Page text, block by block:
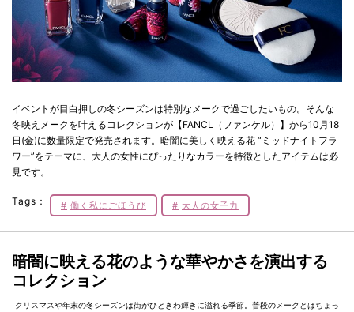
イベントが目白押しの冬シーズンは特別なメークで過ごしたいもの。そんな
冬映えメークを叶えるコレクションが【FANCL（ファンケル）】から10月18
日(金)に数量限定で発売されます。暗闇に美しく映える花 “ミッドナイトフラ
ワー”をテーマに、大人の女性にぴったりなカラーを特徴としたアイテムは必
見です。
Tags： 働く私にごほうび 大人の女子力
暗闇に映える花のような華やかさを演出する
コレクション
クリスマスや年末の冬シーズンは街がひときわ輝きに溢れる季節。普段のメークとはちょっ